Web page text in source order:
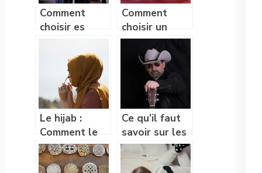
Comment
choisir es
fonction de sa
silhouette
Comment
choisir un
bijou fantaisie
Le hijab :
Comment le
choisir en
fonction de
Ce qu’il faut
savoir sur les
vetements
Westerns